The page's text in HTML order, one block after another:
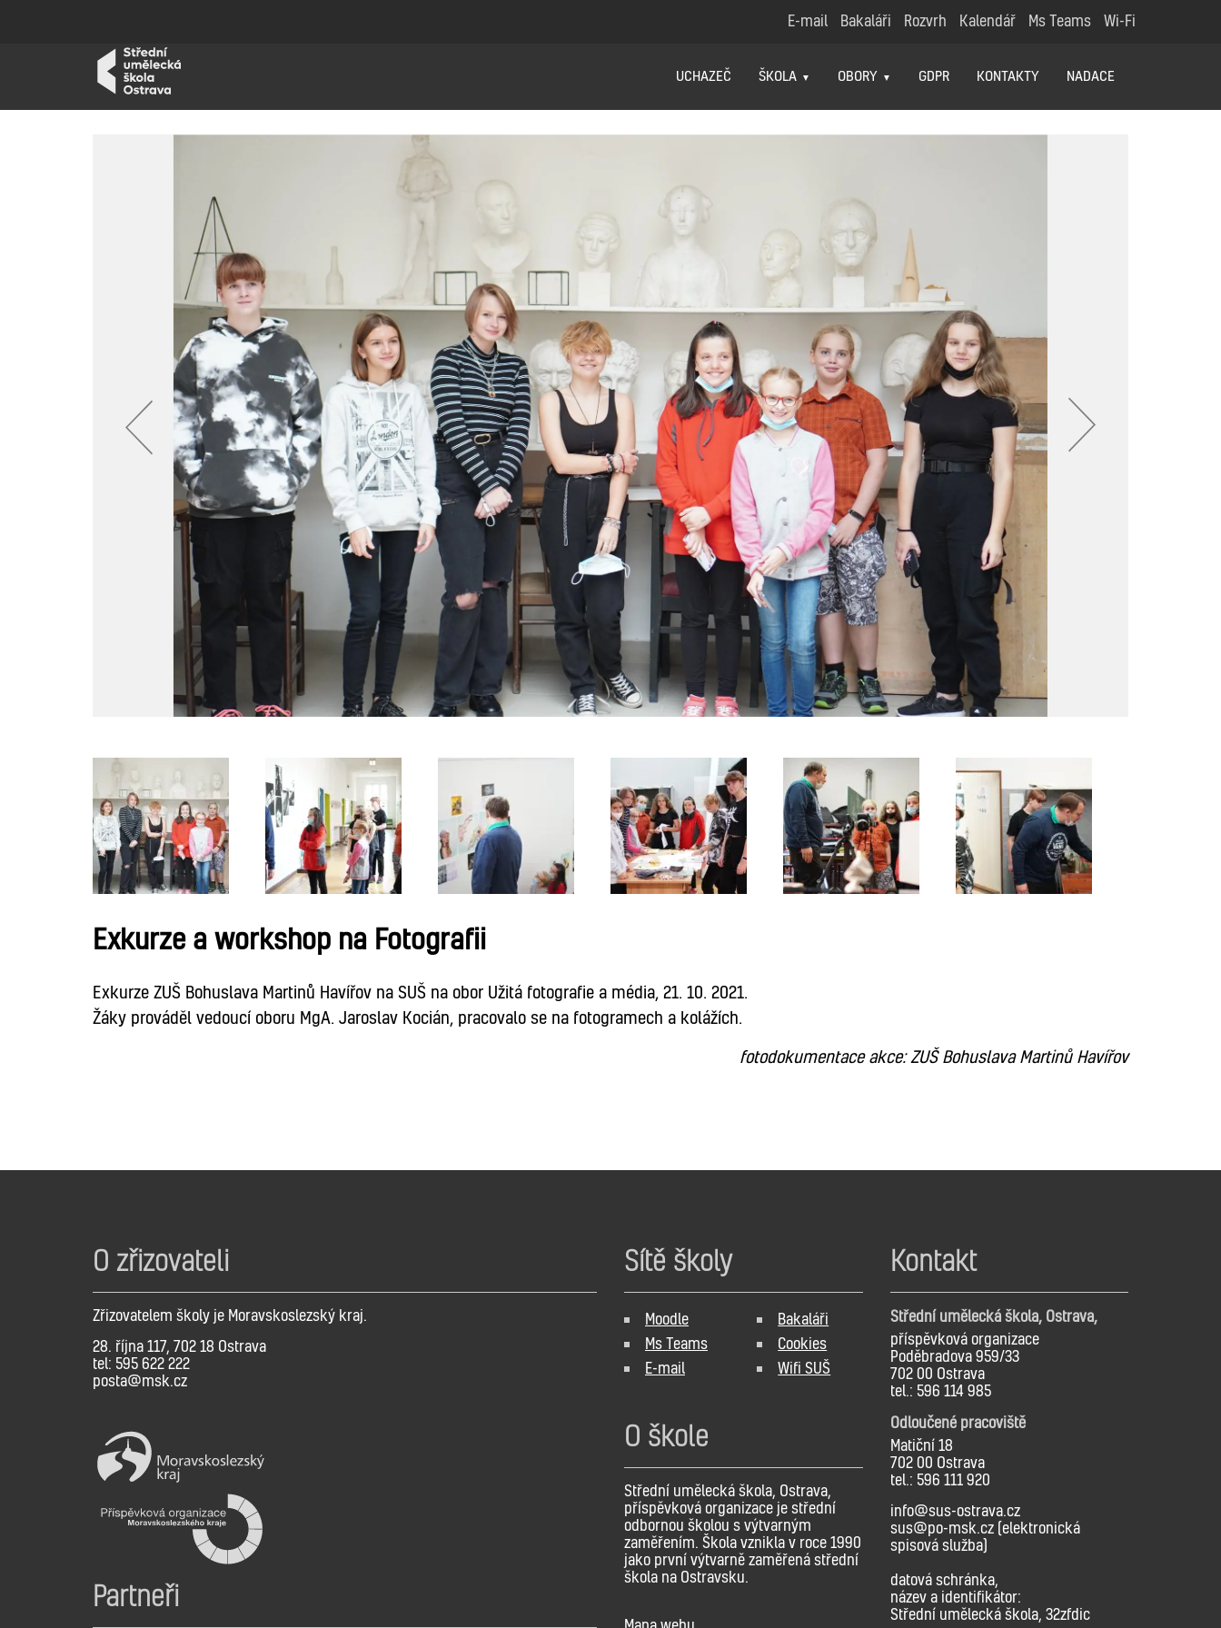
E-mail Bakaláři Rozvrh Kalendář Ms Teams Wi-Fi
UCHAZEČ ŠKOLA OBORY GDPR KONTAKTY NADACE
Exkurze a workshop na Fotografii
Exkurze ZUŠ Bohuslava Martinů Havířov na SUŠ na obor Užitá fotografie a média, 21. 10. 2021.
Žáky prováděl vedoucí oboru MgA. Jaroslav Kocián, pracovalo se na fotogramech a kolážích.
fotodokumentace akce: ZUŠ Bohuslava Martinů Havířov
O zřizovateli
Zřizovatelem školy je Moravskoslezský kraj.
28. října 117, 702 18 Ostrava
tel: 595 622 222
posta@msk.cz
Partneři
Sítě školy
Moodle
Ms Teams
E-mail
Bakaláři
Cookies
Wifi SUŠ
O škole
Střední umělecká škola, Ostrava,
příspěvková organizace je střední
odbornou školou s výtvarným
zaměřením. Škola vznikla v roce 1990
jako první výtvarně zaměřená střední
škola na Ostravsku.
Kontakt
Střední umělecká škola, Ostrava,
příspěvková organizace
Poděbradova 959/33
702 00 Ostrava
tel.: 596 114 985
Odloučené pracoviště
Matiční 18
702 00 Ostrava
tel.: 596 111 920
info@sus-ostrava.cz
sus@po-msk.cz (elektronická
spisová služba)
datová schránka,
název a identifikátor:
Střední umělecká škola, 32zfdic